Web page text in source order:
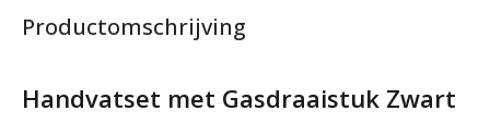
Productomschrijving
Handvatset met Gasdraaistuk Zwart